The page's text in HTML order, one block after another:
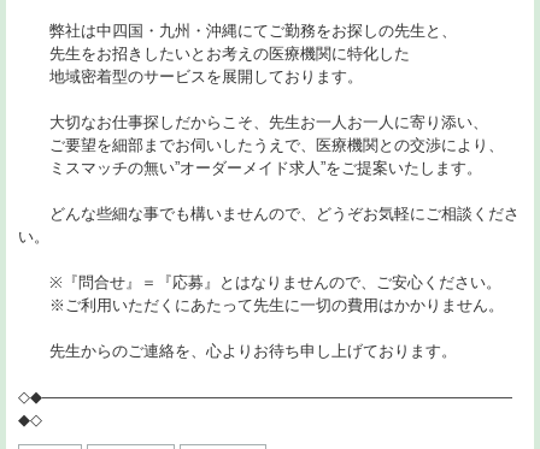
弊社は中四国・九州・沖縄にてご勤務をお探しの先生と、
先生をお招きしたいとお考えの医療機関に特化した
地域密着型のサービスを展開しております。
大切なお仕事探しだからこそ、先生お一人お一人に寄り添い、
ご要望を細部までお伺いしたうえで、医療機関との交渉により、
ミスマッチの無い”オーダーメイド求人”をご提案いたします。
どんな些細な事でも構いませんので、どうぞお気軽にご相談くださ
い。
※『問合せ』＝『応募』とはなりませんので、ご安心ください。
※ご利用いただくにあたって先生に一切の費用はかかりません。
先生からのご連絡を、心よりお待ち申し上げております。
◇◆――――――――――――――――――――――――――――――
◆◇